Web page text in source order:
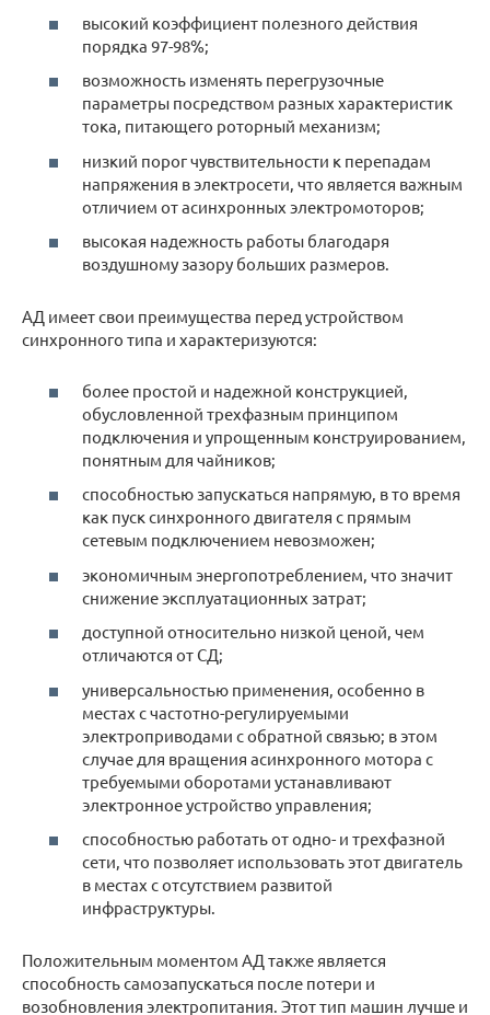
высокий коэффициент полезного действия
порядка 97-98%;
возможность изменять перегрузочные
параметры посредством разных характеристик
тока, питающего роторный механизм;
низкий порог чувствительности к перепадам
напряжения в электросети, что является важным
отличием от асинхронных электромоторов;
высокая надежность работы благодаря
воздушному зазору больших размеров.
АД имеет свои преимущества перед устройством
синхронного типа и характеризуются:
более простой и надежной конструкцией,
обусловленной трехфазным принципом
подключения и упрощенным конструированием,
понятным для чайников;
способностью запускаться напрямую, в то время
как пуск синхронного двигателя с прямым
сетевым подключением невозможен;
экономичным энергопотреблением, что значит
снижение эксплуатационных затрат;
доступной относительно низкой ценой, чем
отличаются от СД;
универсальностью применения, особенно в
местах с частотно-регулируемыми
электроприводами с обратной связью; в этом
случае для вращения асинхронного мотора с
требуемыми оборотами устанавливают
электронное устройство управления;
способностью работать от одно- и трехфазной
сети, что позволяет использовать этот двигатель
в местах с отсутствием развитой
инфраструктуры.
Положительным моментом АД также является
способность самозапускаться после потери и
возобновления электропитания. Этот тип машин лучше и